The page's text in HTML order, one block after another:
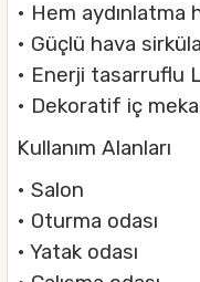
• Hem
• Güçlü hava
• Enerji tasarruflu
• Dekoratif iç
Kullanım Alanları
• Salon
• Oturma odası
• Yatak odası